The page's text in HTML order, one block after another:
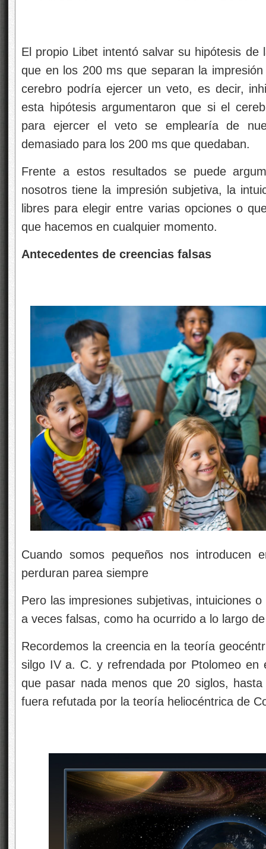
El propio Libet intentó salvar su hipótesis de
que en los 200 ms que separan la
cerebro podría ejercer un veto, es decir,
esta hipótesis argumentaron que si el
para ejercer el veto se emplearía de
demasiado para los 200 ms que quedaban.
Frente a estos resultados se puede
nosotros tiene la impresión subjetiva, la
libres para elegir entre varias opciones o
que hacemos en cualquier momento.
Antecedentes de creencias falsas
Cuando somos pequeños nos introducen
perduran parea siempre
Pero las impresiones subjetivas, intuiciones
a veces falsas, como ha ocurrido a lo largo
Recordemos la creencia en la teoría
silgo IV a. C. y refrendada por Ptolomeo en
que pasar nada menos que 20 siglos,
fuera refutada por la teoría heliocéntrica de